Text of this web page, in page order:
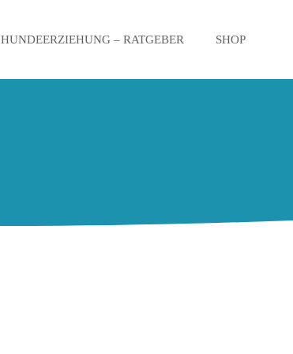
HUNDEERZIEHUNG – RATGEBER SHOP